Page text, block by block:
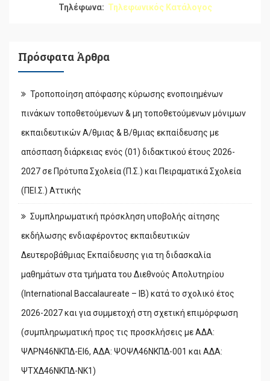
Τηλέφωνα: Τηλεφωνικός Κατάλογος
Πρόσφατα Άρθρα
Τροποποίηση απόφασης κύρωσης ενοποιημένων
πινάκων τοποθετούμενων & μη τοποθετούμενων μόνιμων
εκπαιδευτικών Α/θμιας & Β/θμιας εκπαίδευσης με
απόσπαση διάρκειας ενός (01) διδακτικού έτους 2026-
2027 σε Πρότυπα Σχολεία (Π.Σ.) και Πειραματικά Σχολεία
(ΠΕΙ.Σ.) Αττικής
Συμπληρωματική πρόσκληση υποβολής αίτησης
εκδήλωσης ενδιαφέροντος εκπαιδευτικών
Δευτεροβάθμιας Εκπαίδευσης για τη διδασκαλία
μαθημάτων στα τμήματα του Διεθνούς Απολυτηρίου
(International Baccalaureate – IB) κατά το σχολικό έτος
2026-2027 και για συμμετοχή στη σχετική επιμόρφωση
(συμπληρωματική προς τις προσκλήσεις με ΑΔΑ:
ΨΛΡΝ46ΝΚΠΔ-ΕΙ6, ΑΔΑ: ΨΟΨΛ46ΝΚΠΔ-001 και ΑΔΑ:
ΨΤΧΔ46ΝΚΠΔ-ΝΚ1)